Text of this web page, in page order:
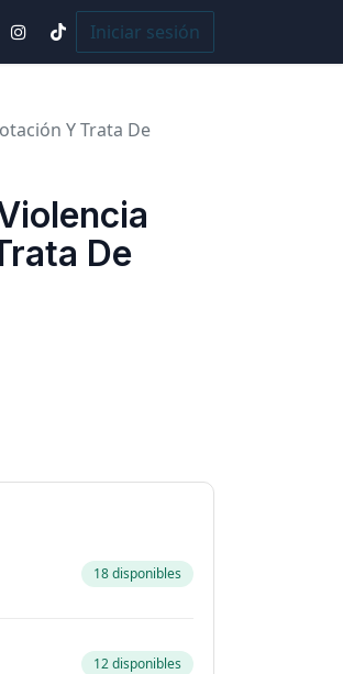
Iniciar sesión
Y Trata De
De
18 disponibles
12 disponibles